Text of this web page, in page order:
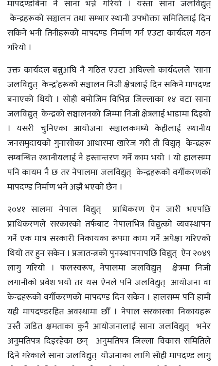
मापदण्डबिना नै साना भन्ने गरियो । यस्ता साना जलविद्युत्
केन्द्रहरूको सञ्चालन तथा सम्भार स्थानी उपभोक्ता समितिलाई दिन
सकिने भनी तिनीहरूको मापदण्ड निर्माण गर्न एउटा कार्यदल गठन
गरियो ।
उक्त कार्यदल बन्नुअघि नै गठित एउटा अघिल्लो कार्यदलले ‘साना
जलविद्युत् केन्द्र’हरूको सञ्चालन निजी क्षेत्रलाई दिन सकिने मापदण्ड
बनाएको थियो । सोही बमोजिम विभिन्न जिल्लाका १४ वटा साना
जलविद्युत् केन्द्रको सञ्चालनको जिम्मा निजी क्षेत्रलाई भाडामा दिइयो
। यसरी चुनिएका आयोजना सञ्चालकमध्ये केहीलाई स्थानीय
जनसमुदायको गुनासोका आधारमा खारेज गरी ती विद्युत् केन्द्रहरू
सम्बन्धित स्थानीयलाई नै हस्तान्तरण गर्ने काम भयो । यो हालसम्म
पनि कायम नै छ तर नेपालमा जलविद्युत् केन्द्रहरूको वर्गीकरणको
मापदण्ड निर्माण भने अझै भएको छैन ।
२०४१ सालमा नेपाल विद्युत् प्राधिकरण ऐन जारी भएपछि
प्राधिकरणले सरकारको तर्फबाट नेपालभित्र विद्युत्को व्यवस्थापन
गर्ने एक मात्र सरकारी निकायका रूपमा काम गर्ने अपेक्षा गरिएको
थियो तर हुन सकेन । प्रजातन्त्रको पुनस्र्थापनापछि विद्युत् ऐन २०४९
लागु गरियो । फलस्वरूप, नेपालमा जलविद्युत् क्षेत्रमा निजी
लगानीको प्रवेश भयो तर यस ऐनले पनि जलविद्युत् आयोजना वा
केन्द्रहरूको वर्गीकरणको मापदण्ड दिन सकेन । हालसम्म पनि हामी
यही मापदण्डरहित अवस्थामा छौँ । नेपाल सरकारका निकायहरू
उस्तै जडित क्षमताका कुनै आयोजनालाई साना जलविद्युत् भनेर
अनुमतिपत्र दिइरहेका छन् अनुमतिपत्र जिल्ला विकास समितिले
दिने गरेकाले साना जलविद्युत् योजनाका लागि सोही मापदण्ड लागु